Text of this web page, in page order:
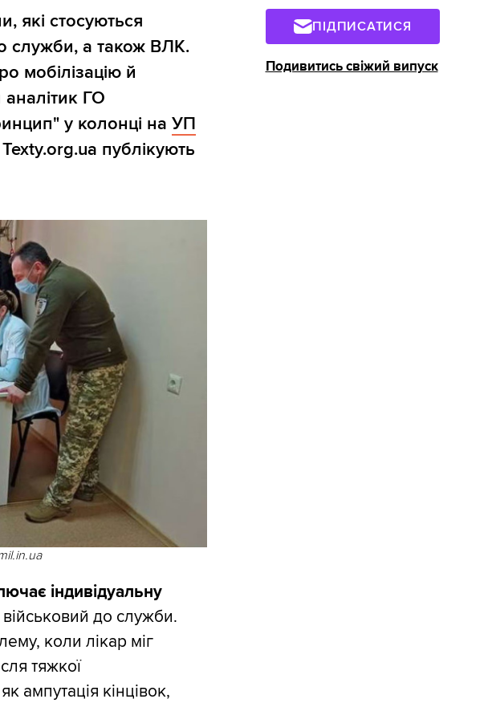
які стосуються
служби, а також ВЛК.
мобілізацію й
ГО
у колонці на УП
публікують
індивідуальну
до служби.
коли лікар міг
тяжкої
ампутація кінцівок,
ПІДПИСАТИСЯ
Подивитись свіжий випуск